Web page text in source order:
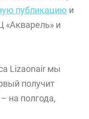
публикацию и
«Акварель» и
Lizaonair мы
получит
на полгода,